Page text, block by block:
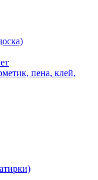
пена, клей,